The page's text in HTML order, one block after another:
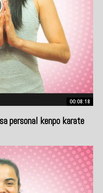
00:08:18
personal kenpo karate